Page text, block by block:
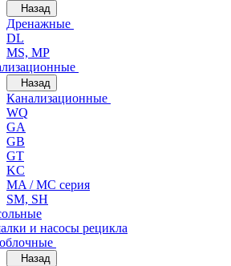
Назад
Дренажные
DL
MS, MP
Назад
Канализационные
WQ
GA
GB
GT
KC
MA / MC серия
SM, SH
и насосы рецикла
Назад